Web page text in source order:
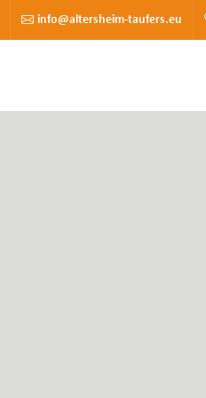
info@altersheim-taufers.eu